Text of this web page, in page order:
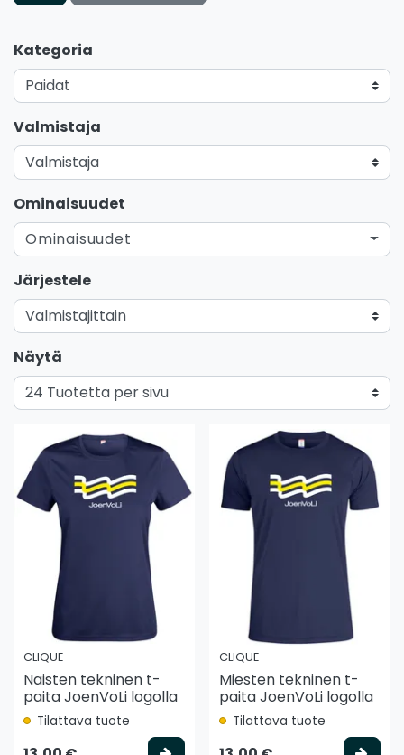
Kategoria
Valmistaja
Ominaisuudet
Ominaisuudet
Järjestele
Näytä
CLIQUE
Naisten tekninen t-
paita JoenVoLi logolla
Tilattava tuote
CLIQUE
Miesten tekninen t-
paita JoenVoLi logolla
Tilattava tuote